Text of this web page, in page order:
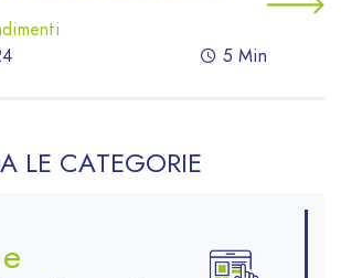
5 Min
LE CATEGORIE